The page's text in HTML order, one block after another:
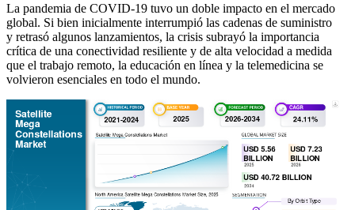
La pandemia de COVID-19 tuvo un doble impacto en el mercado
global. Si bien inicialmente interrumpió las cadenas de suministro
y retrasó algunos lanzamientos, la crisis subrayó la importancia
crítica de una conectividad resiliente y de alta velocidad a medida
que el trabajo remoto, la educación en línea y la telemedicina se
volvieron esenciales en todo el mundo.